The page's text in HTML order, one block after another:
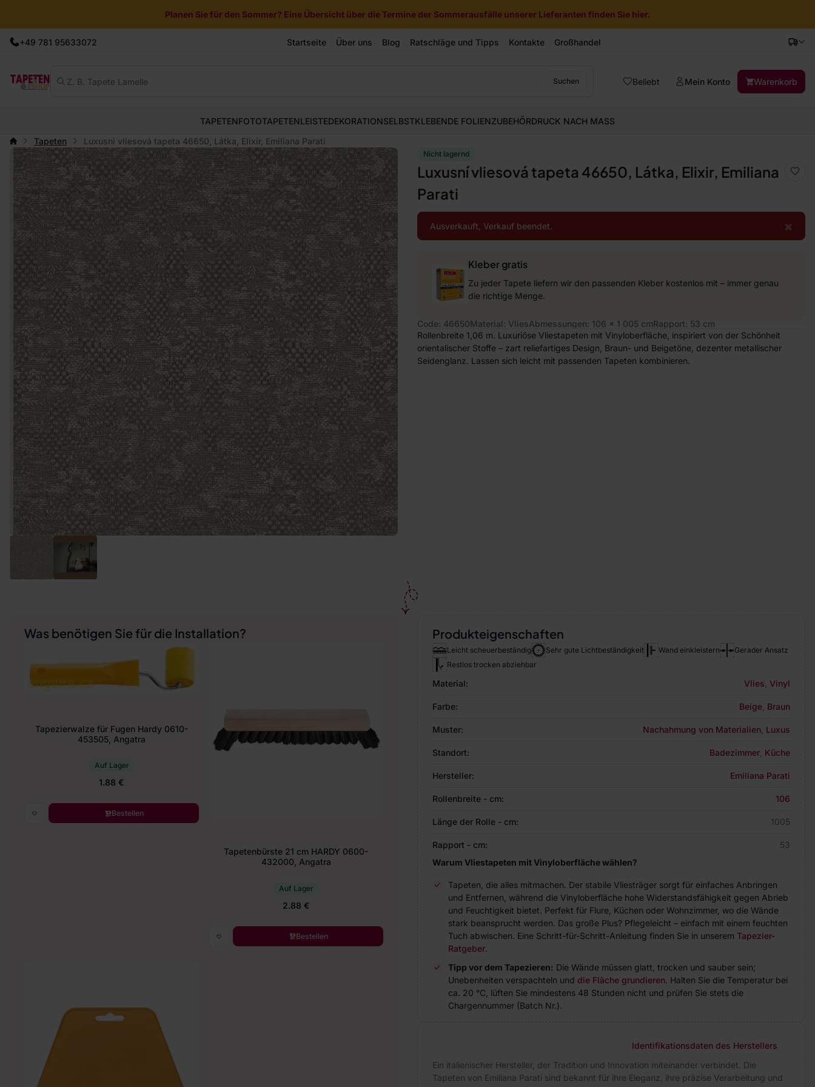
Planen Sie für den Sommer? Eine Übersicht über die Termine der Sommerausfälle unserer Lieferanten finden Sie hier.
+49 781 95633072 Startseite Über uns Blog Ratschläge und Tipps Kontakte Großhandel
Suchen Beliebt Mein Konto Warenkorb
TAPETENFOTOTAPETENLEISTEDEKORATIONSELBSTKLEBENDE FOLIENZUBEHÖRDRUCK NACH MASS
Tapeten
Luxusní vliesová tapeta 46650, Látka, Elixir, Emiliana Parati
Nicht lagernd
Luxusní vliesová tapeta 46650, Látka, Elixir, Emiliana
Parati
×
Ausverkauft, Verkauf beendet.
Kleber gratis
Zu jeder Tapete liefern wir den passenden Kleber kostenlos mit – immer genau
die richtige Menge.
Code: 46650Material: VliesAbmessungen: 106 x 1 005 cmRapport: 53 cm
Rollenbreite 1,06 m. Luxuriöse Vliestapeten mit Vinyloberfläche, inspiriert von der Schönheit
orientalischer Stoffe – zart reliefartiges Design, Braun- und Beigetöne, dezenter metallischer
Seidenglanz. Lassen sich leicht mit passenden Tapeten kombinieren.
Produkteigenschaften
Leicht scheuerbeständig Sehr gute Lichtbeständigkeit Wand einkleistern
Gerader Ansatz
Restlos trocken abziehbar
Material: Vlies Vinyl
Farbe: Beige Braun
Muster: Nachahmung von Materialien Luxus
Standort: Badezimmer Küche
Hersteller: Emiliana Parati
Rollenbreite - cm: 106
Länge der Rolle - cm: 1005
Rapport - cm:
53
Warum Vliestapeten mit Vinyloberfläche wählen?
Tapeten, die alles mitmachen. Der stabile Vliesträger sorgt für einfaches Anbringen
und Entfernen, während die Vinyloberfläche hohe Widerstandsfähigkeit gegen Abrieb
und Feuchtigkeit bietet. Perfekt für Flure, Küchen oder Wohnzimmer, wo die Wände
stark beansprucht werden. Das große Plus? Pflegeleicht – einfach mit einem feuchten
Tuch abwischen. Eine Schritt-für-Schritt-Anleitung finden Sie in unserem Tapezier-
Ratgeber.
Tipp vor dem Tapezieren: Die Wände müssen glatt, trocken und sauber sein;
Unebenheiten verspachteln und die Fläche grundieren. Halten Sie die Temperatur bei
ca. 20 °C, lüften Sie mindestens 48 Stunden nicht und prüfen Sie stets die
Chargennummer (Batch Nr.).
Identifikationsdaten des Herstellers
Ein italienischer Hersteller, der Tradition und Innovation miteinander verbindet. Die
Tapeten von Emiliana Parati sind bekannt für ihre Eleganz, ihre präzise Verarbeitung und
Was benötigen Sie für die Installation?
Tapezierwalze für Fugen Hardy 0610-
453505, Angatra
Auf Lager
1.88 €
Bestellen
Tapetenbürste 21 cm HARDY 0600-
432000, Angatra
Auf Lager
2.88 €
Bestellen